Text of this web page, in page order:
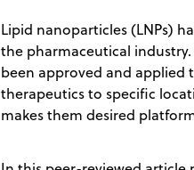
Lipid nanoparticles (LNPs)
the pharmaceutical industry.
been approved and applied
therapeutics to specific
makes them desired